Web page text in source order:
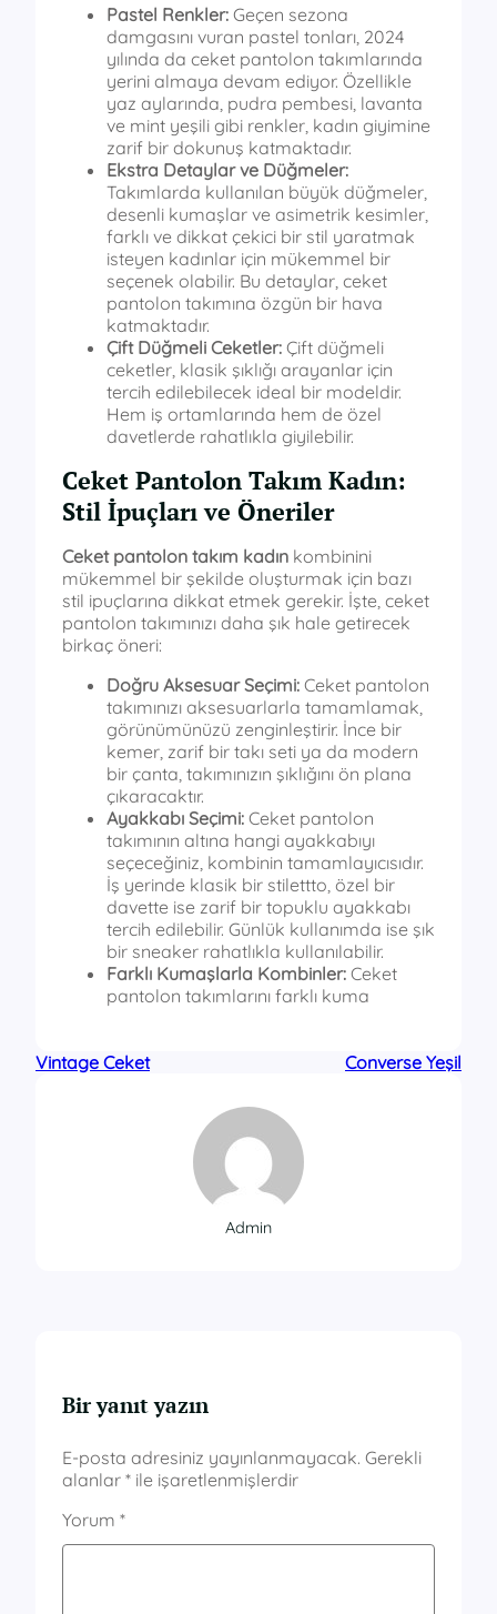
Pastel Renkler: Geçen sezona
damgasını vuran pastel tonları, 2024
yılında da ceket pantolon takımlarında
yerini almaya devam ediyor. Özellikle
yaz aylarında, pudra pembesi, lavanta
ve mint yeşili gibi renkler, kadın giyimine
zarif bir dokunuş katmaktadır.
Ekstra Detaylar ve Düğmeler:
Takımlarda kullanılan büyük düğmeler,
desenli kumaşlar ve asimetrik kesimler,
farklı ve dikkat çekici bir stil yaratmak
isteyen kadınlar için mükemmel bir
seçenek olabilir. Bu detaylar, ceket
pantolon takımına özgün bir hava
katmaktadır.
Çift Düğmeli Ceketler: Çift düğmeli
ceketler, klasik şıklığı arayanlar için
tercih edilebilecek ideal bir modeldir.
Hem iş ortamlarında hem de özel
davetlerde rahatlıkla giyilebilir.
Ceket Pantolon Takım Kadın:
Stil İpuçları ve Öneriler
Ceket pantolon takım kadın kombinini
mükemmel bir şekilde oluşturmak için bazı
stil ipuçlarına dikkat etmek gerekir. İşte, ceket
pantolon takımınızı daha şık hale getirecek
birkaç öneri:
Doğru Aksesuar Seçimi: Ceket pantolon
takımınızı aksesuarlarla tamamlamak,
görünümünüzü zenginleştirir. İnce bir
kemer, zarif bir takı seti ya da modern
bir çanta, takımınızın şıklığını ön plana
çıkaracaktır.
Ayakkabı Seçimi: Ceket pantolon
takımının altına hangi ayakkabıyı
seçeceğiniz, kombinin tamamlayıcısıdır.
İş yerinde klasik bir stilettto, özel bir
davette ise zarif bir topuklu ayakkabı
tercih edilebilir. Günlük kullanımda ise şık
bir sneaker rahatlıkla kullanılabilir.
Farklı Kumaşlarla Kombinler: Ceket
pantolon takımlarını farklı kuma
Vintage Ceket Converse Yeşil
Admin
Bir yanıt yazın
E-posta adresiniz yayınlanmayacak. Gerekli
alanlar * ile işaretlenmişlerdir
Yorum *